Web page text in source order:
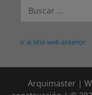
Ir al sitio web anterior
Arquimaster |